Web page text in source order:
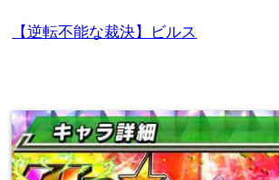
【逆転不能な裁決】ビルス